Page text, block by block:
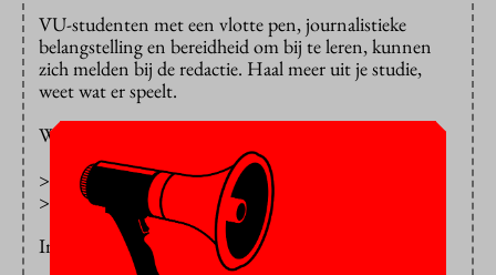
VU-studenten met een vlotte pen, journalistieke
belangstelling en bereidheid om bij te leren, kunnen
zich melden bij de redactie. Haal meer uit je studie,
weet wat er speelt.
Wij bieden:
> begeleiding op maat
> een podium voor je ideeën
Interesse? Mail ons:
redactie.advalvas@vu.nl